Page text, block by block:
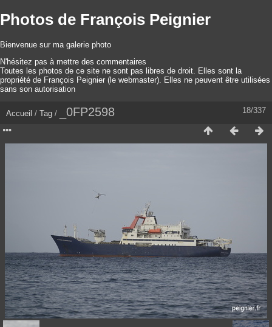
Photos de François Peignier
Bienvenue sur ma galerie photo
N'hésitez pas à mettre des commentaires
Toutes les photos de ce site ne sont pas libres de droit. Elles sont la
propriété de François Peignier (le webmaster). Elles ne peuvent être utilisées
sans son autorisation
18/337
Accueil / Tag / _0FP2598